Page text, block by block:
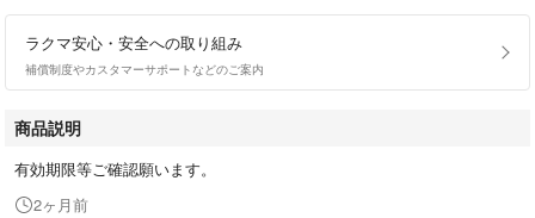
ラクマ安心・安全への取り組み
補償制度やカスタマーサポートなどのご案内
商品説明
有効期限等ご確認願います。
2ヶ月前